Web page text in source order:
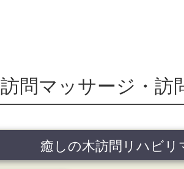
訪問マッサージ・訪
癒しの木訪問リハビリ